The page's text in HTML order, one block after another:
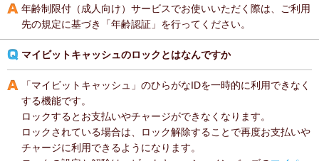
年齢制限付（成人向け）サービスでお使いいただく際は、ご利用
先の規定に基づき「年齢認証」を行ってください。
マイビットキャッシュのロックとはなんですか
「マイビットキャッシュ」のひらがなIDを一時的に利用できなく
する機能です。
ロックするとお支払いやチャージができなくなります。
ロックされている場合は、ロック解除することで再度お支払いや
チャージに利用できるようになります。